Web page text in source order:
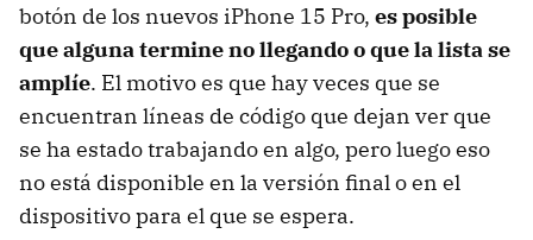
botón de los nuevos iPhone 15 Pro, es posible
que alguna termine no llegando o que la lista se
amplíe. El motivo es que hay veces que se
encuentran líneas de código que dejan ver que
se ha estado trabajando en algo, pero luego eso
no está disponible en la versión final o en el
dispositivo para el que se espera.